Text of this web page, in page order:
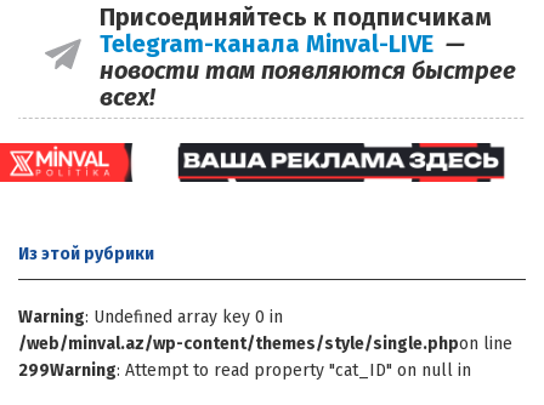
Присоединяйтесь к подписчикам
Telegram-канала Minval-LIVE —
новости там появляются быстрее
всех!
Из этой рубрики
Warning: Undefined array key 0 in
/web/minval.az/wp-content/themes/style/single.phpon line
299Warning: Attempt to read property "cat_ID" on null in